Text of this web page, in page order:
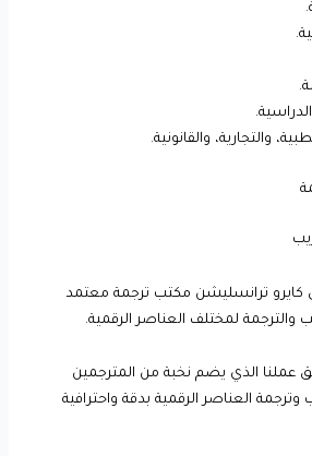
والتجارية، والقانونية.
كايرو ترانسليشن مكتب ترجمة معتمد
والترجمة لمختلف العناصر الرقمية.
عملنا الذي يضم نخبة من المترجمين
العناصر الرقمية بدقة واحترافية